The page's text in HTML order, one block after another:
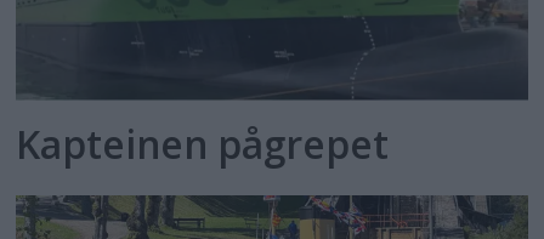
Kapteinen pågrepet